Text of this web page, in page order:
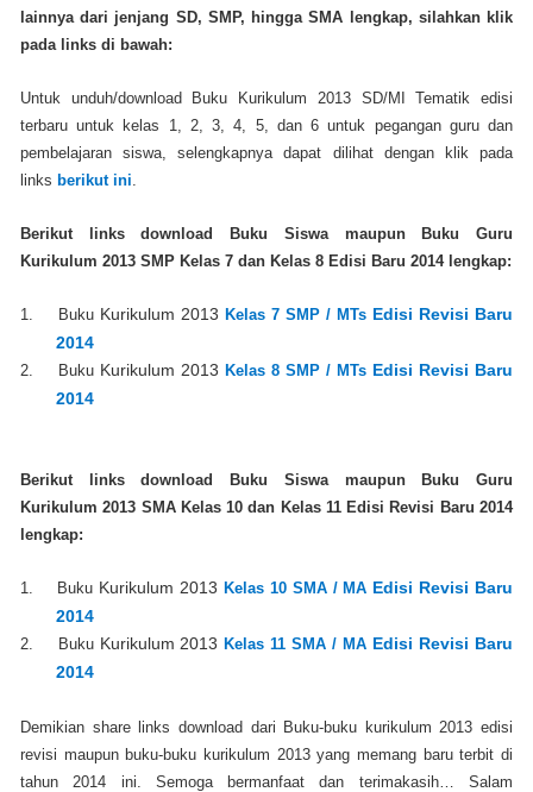
lainnya dari jenjang SD, SMP, hingga SMA lengkap, silahkan klik
pada links di bawah:
Untuk unduh/download Buku Kurikulum 2013 SD/MI Tematik edisi
terbaru untuk kelas 1, 2, 3, 4, 5, dan 6 untuk pegangan guru dan
pembelajaran siswa, selengkapnya dapat dilihat dengan klik pada
links berikut ini
Berikut links download Buku Siswa maupun Buku Guru
Kurikulum 2013 SMP Kelas 7 dan Kelas 8 Edisi Baru 2014 lengkap:
1. Buku Kurikulum 2013 Kelas 7 SMP / MTs Edisi Revisi Baru
2014
2.
Buku Kurikulum 2013 Kelas 8 SMP / MTs Edisi Revisi Baru
2014
Berikut links download Buku Siswa maupun Buku Guru
Kurikulum 2013 SMA Kelas 10 dan Kelas 11 Edisi Revisi Baru 2014
lengkap:
1. Buku Kurikulum 2013 Kelas 10 SMA / MA Edisi Revisi Baru
2014
2.
Buku Kurikulum 2013 Kelas 11 SMA / MA Edisi Revisi Baru
2014
Demikian share links download dari Buku-buku kurikulum 2013 edisi
revisi maupun buku-buku kurikulum 2013 yang memang baru terbit di
tahun 2014 ini. Semoga bermanfaat dan terimakasih… Salam